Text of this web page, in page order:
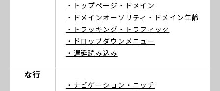
・トップページ ・ドメイン
・ドメインオーソリティ ・ドメイン年齢
・トラッキング ・トラフィック
・ドロップダウンメニュー
・遅延読み込み
な行
・ナビゲーション ・ニッチ